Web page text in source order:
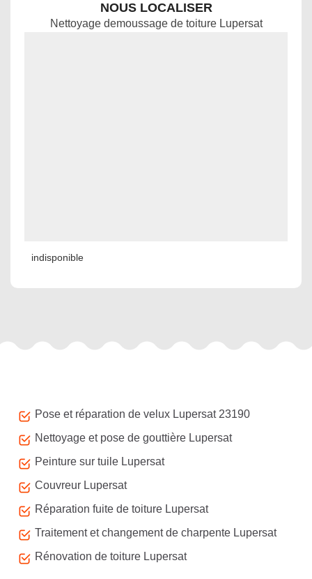
NOUS LOCALISER
Nettoyage demoussage de toiture Lupersat
indisponible
Pose et réparation de velux Lupersat 23190
Nettoyage et pose de gouttière Lupersat
Peinture sur tuile Lupersat
Couvreur Lupersat
Réparation fuite de toiture Lupersat
Traitement et changement de charpente Lupersat
Rénovation de toiture Lupersat